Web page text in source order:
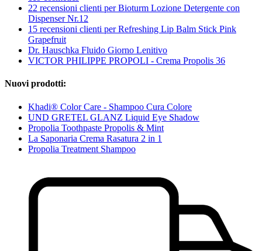
22 recensioni clienti per Bioturm Lozione Detergente con
Dispenser Nr.12
15 recensioni clienti per Refreshing Lip Balm Stick Pink
Grapefruit
Dr. Hauschka Fluido Giorno Lenitivo
VICTOR PHILIPPE PROPOLI - Crema Propolis 36
Nuovi prodotti:
Khadi® Color Care - Shampoo Cura Colore
UND GRETEL GLANZ Liquid Eye Shadow
Propolia Toothpaste Propolis & Mint
La Saponaria Crema Rasatura 2 in 1
Propolia Treatment Shampoo